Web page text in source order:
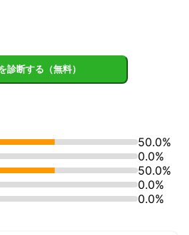
診断する（無料）
50.0%
0.0%
50.0%
0.0%
0.0%